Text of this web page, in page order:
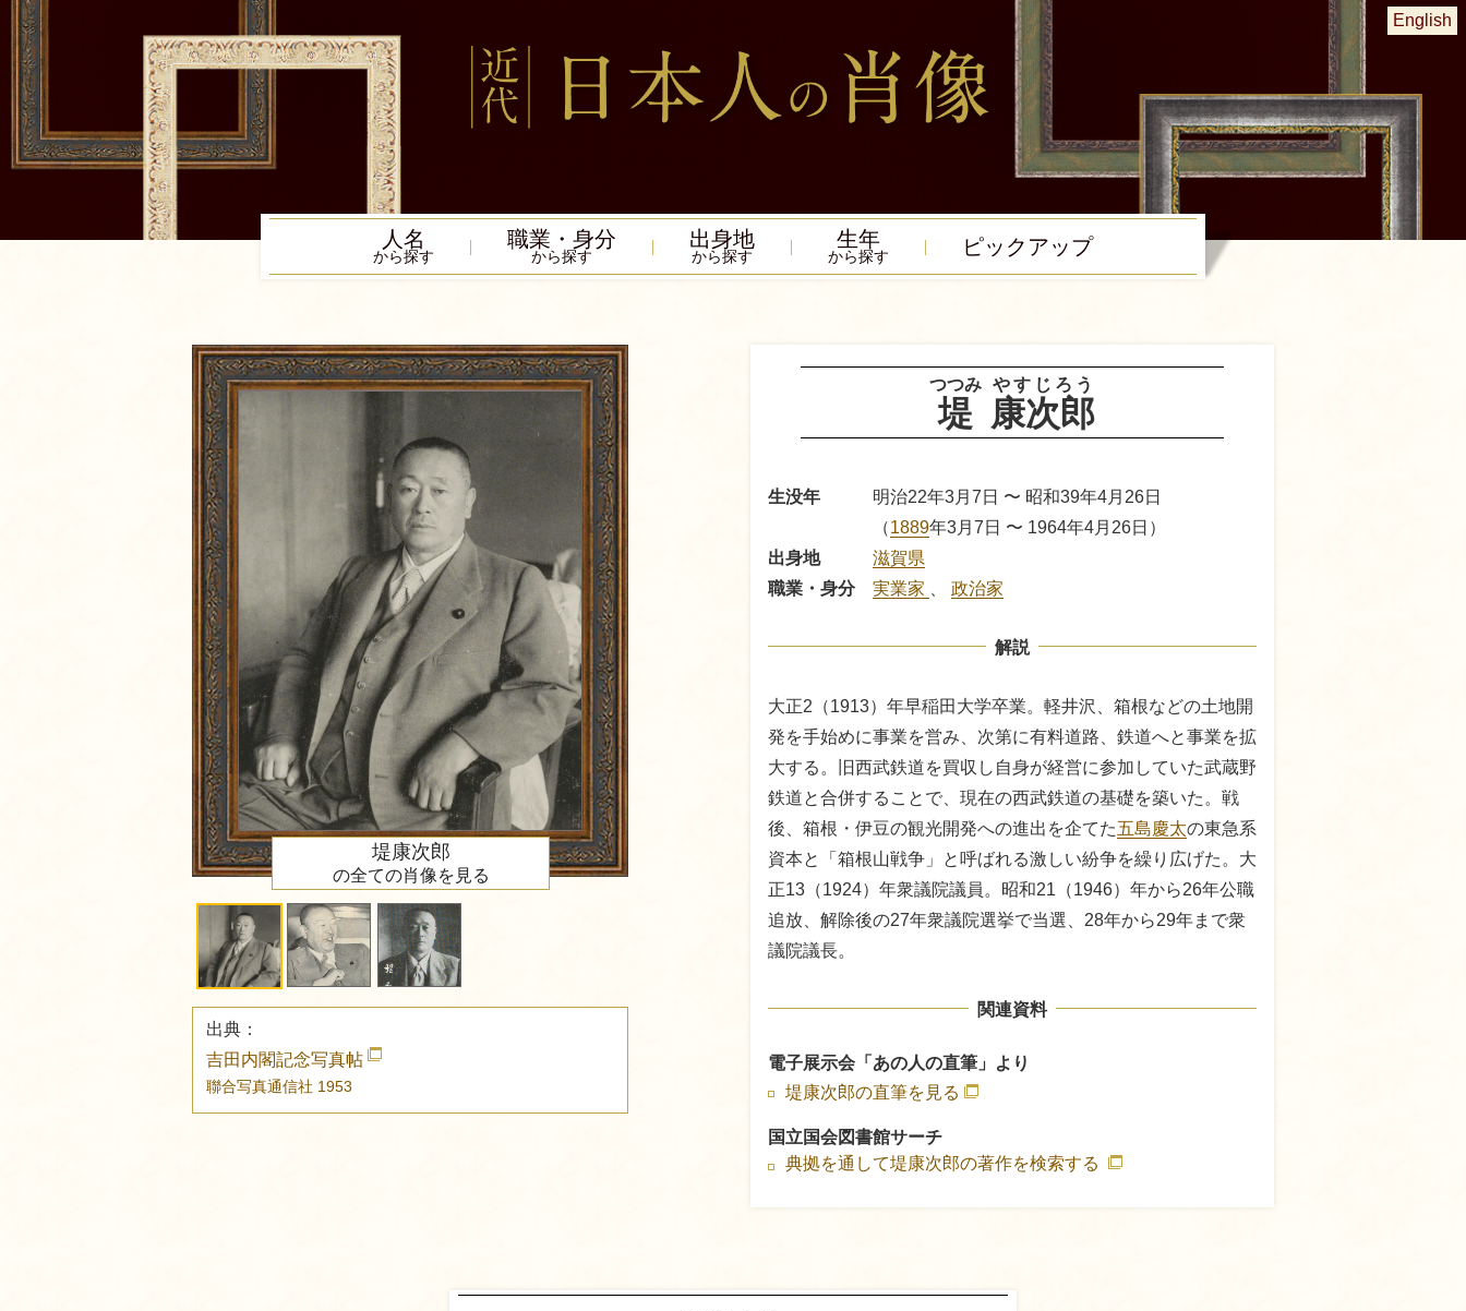
English
人名
から探す
職業・身分
から探す
出身地
から探す
生年
から探す ピック アップ
堤
つつみ
康次郎
やすじろう
生没年
明治22年3月7日 〜 昭和39年4月26日
（1889年3月7日 〜 1964年4月26日）
出身地
滋賀県
職業・身分
実業家 政治家
解説
大正2（1913）年早稲田大学卒業。軽井沢、箱根などの土地開
発を手始めに事業を営み、次第に有料道路、鉄道へと事業を拡
大する。旧西武鉄道を買収し自身が経営に参加していた武蔵野
鉄道と合併することで、現在の西武鉄道の基礎を築いた。戦
後、箱根・伊豆の観光開発への進出を企てた五島慶太の東急系
資本と「箱根山戦争」と呼ばれる激しい紛争を繰り広げた。大
正13（1924）年衆議院議員。昭和21（1946）年から26年公職
追放、解除後の27年衆議院選挙で当選、28年から29年まで衆
議院議長。
関連資料
電子展示会「あの人の直筆」より
堤康次郎の直筆を見る
国立国会図書館サーチ
典拠を通して堤康次郎の著作を検索する
堤康次郎
の全ての肖像を見る
出典：
吉田内閣記念写真帖
聯合写真通信社 1953